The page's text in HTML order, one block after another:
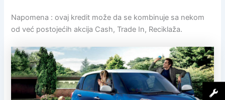
Napomena : ovaj kredit može da se kombinuje sa nekom
od već postojećih akcija Cash, Trade In, Reciklaža.